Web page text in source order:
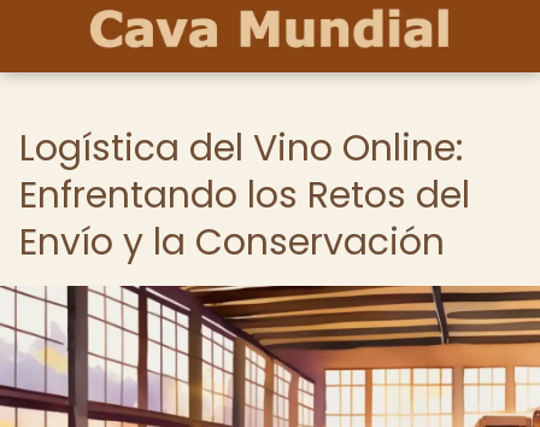
Logística del Vino Online:
Enfrentando los Retos del
Envío y la Conservación